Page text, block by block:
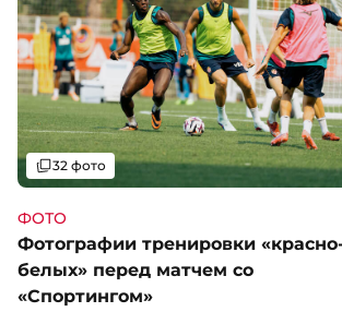
ФОТО
Фотографии тренировки
белых» перед матчем со
«Спортингом»
Галерея
32 фото